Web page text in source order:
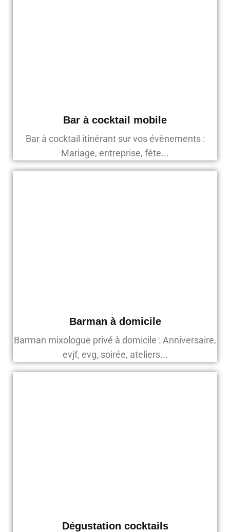
Bar à cocktail mobile
Bar à cocktail itinérant sur vos évènements :
Mariage, entreprise, fête...
Barman à domicile
Barman mixologue privé à domicile : Anniversaire,
evjf, evg, soirée, ateliers...
Dégustation cocktails